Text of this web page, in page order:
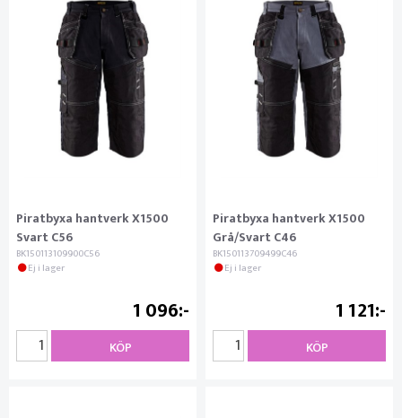
Piratbyxa hantverk X1500
Svart C56
BK150113109900C56
Ej i lager
1 096
KÖP
Piratbyxa hantverk X1500
Grå/Svart C46
BK150113709499C46
Ej i lager
1 121
KÖP